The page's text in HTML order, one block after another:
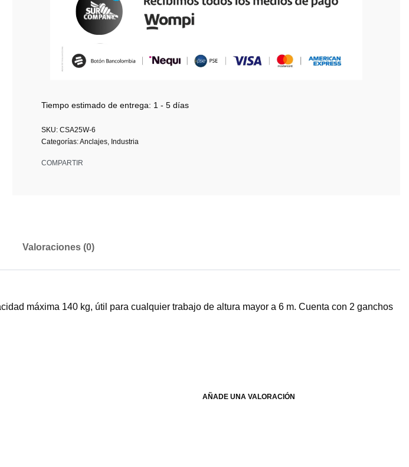
Tiempo estimado de entrega: 1 - 5 días
CSA25W-6
Categorías:Anclajes, Industria
COMPARTIR
Valoraciones (0)
máxima 140 kg, útil para cualquier trabajo de altura mayor a 6 m. Cuenta con 2 ganchos
AÑADE UNA VALORACIÓN